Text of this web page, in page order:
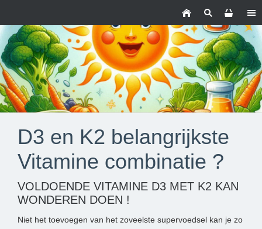
D3 en K2 belangrijkste
Vitamine combinatie ?
VOLDOENDE VITAMINE D3 MET K2 KAN
WONDEREN DOEN !
Niet het toevoegen van het zoveelste supervoedsel kan je zo